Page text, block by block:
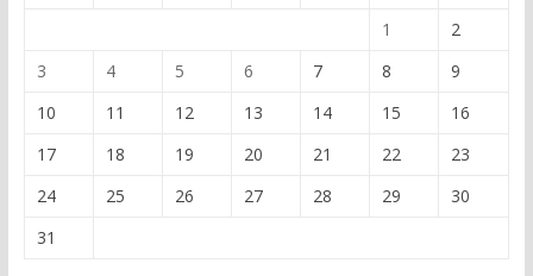
1
2
3
4 5 6 7 8
9
10
11 12 13 14 15
16
17
18 19 20 21 22
23
24
25 26 27 28 29
30
31